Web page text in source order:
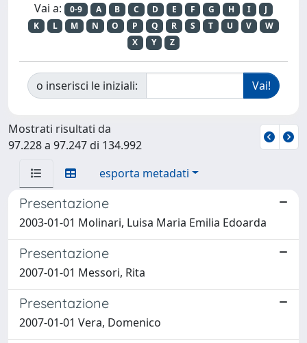
Vai a: 0-9 A B C D E F G H I
J
K
L M N O P Q R S T U V
W
X
Y Z
o inserisci le iniziali:
Mostrati risultati da
97.228 a 97.247 di 134.992
esporta metadati
Presentazione
2003-01-01 Molinari, Luisa Maria Emilia Edoarda
Presentazione
2007-01-01 Messori, Rita
Presentazione
2007-01-01 Vera, Domenico